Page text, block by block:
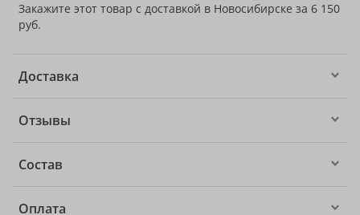
Закажите этот товар с доставкой в Новосибирске за 6 150
руб.
Доставка
Отзывы
Состав
Оплата